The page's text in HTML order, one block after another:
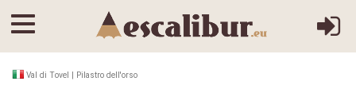
Val di Tovel | Pilastro dell'orso